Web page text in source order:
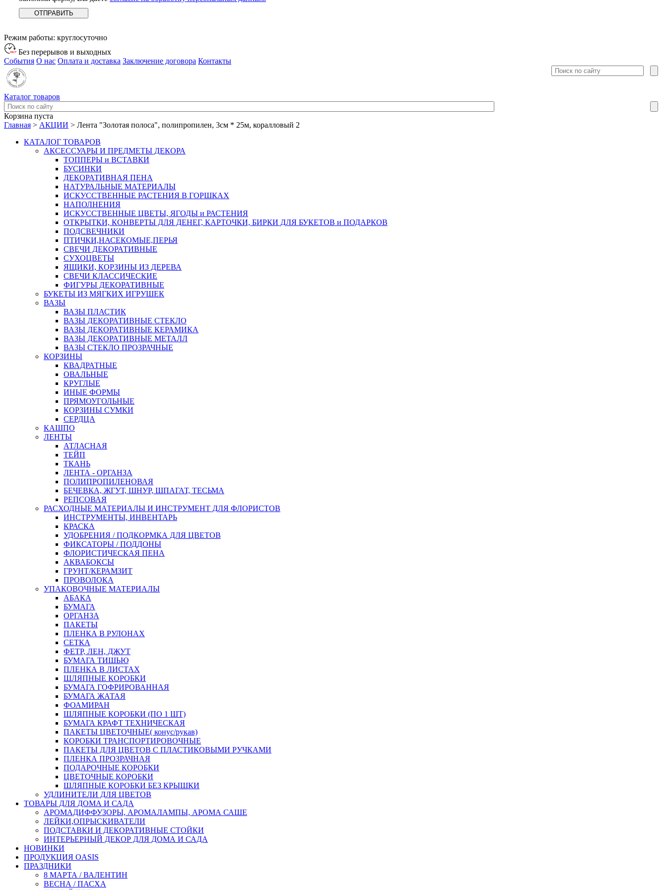
Режим работы: круглосуточно
Без перерывов и выходных
События О нас Оплата и доставка Заключение договора Контакты
Каталог товаров
Корзина пуста
Главная > АКЦИИ > Лента "Золотая полоса", полипропилен, 3см * 25м, коралловый 2
КАТАЛОГ ТОВАРОВ
АКСЕССУАРЫ И ПРЕДМЕТЫ ДЕКОРА
ТОППЕРЫ и ВСТАВКИ
БУСИНКИ
ДЕКОРАТИВНАЯ ПЕНА
НАТУРАЛЬНЫЕ МАТЕРИАЛЫ
ИСКУССТВЕННЫЕ РАСТЕНИЯ В ГОРШКАХ
НАПОЛНЕНИЯ
ИСКУССТВЕННЫЕ ЦВЕТЫ, ЯГОДЫ и РАСТЕНИЯ
ОТКРЫТКИ, КОНВЕРТЫ ДЛЯ ДЕНЕГ, КАРТОЧКИ, БИРКИ ДЛЯ БУКЕТОВ и ПОДАРКОВ
ПОДСВЕЧНИКИ
ПТИЧКИ,НАСЕКОМЫЕ,ПЕРЬЯ
СВЕЧИ ДЕКОРАТИВНЫЕ
СУХОЦВЕТЫ
ЯЩИКИ, КОРЗИНЫ ИЗ ДЕРЕВА
СВЕЧИ КЛАССИЧЕСКИЕ
ФИГУРЫ ДЕКОРАТИВНЫЕ
БУКЕТЫ ИЗ МЯГКИХ ИГРУШЕК
ВАЗЫ
ВАЗЫ ПЛАСТИК
ВАЗЫ ДЕКОРАТИВНЫЕ СТЕКЛО
ВАЗЫ ДЕКОРАТИВНЫЕ КЕРАМИКА
ВАЗЫ ДЕКОРАТИВНЫЕ МЕТАЛЛ
ВАЗЫ СТЕКЛО ПРОЗРАЧНЫЕ
КОРЗИНЫ
КВАДРАТНЫЕ
ОВАЛЬНЫЕ
КРУГЛЫЕ
ИНЫЕ ФОРМЫ
ПРЯМОУГОЛЬНЫЕ
КОРЗИНЫ СУМКИ
СЕРДЦА
КАШПО
ЛЕНТЫ
АТЛАСНАЯ
ТЕЙП
ТКАНЬ
ЛЕНТА - ОРГАНЗА
ПОЛИПРОПИЛЕНОВАЯ
БЕЧЕВКА, ЖГУТ, ШНУР, ШПАГАТ, ТЕСЬМА
РЕПСОВАЯ
РАСХОДНЫЕ МАТЕРИАЛЫ И ИНСТРУМЕНТ ДЛЯ ФЛОРИСТОВ
ИНСТРУМЕНТЫ, ИНВЕНТАРЬ
КРАСКА
УДОБРЕНИЯ / ПОДКОРМКА ДЛЯ ЦВЕТОВ
ФИКСАТОРЫ / ПОДДОНЫ
ФЛОРИСТИЧЕСКАЯ ПЕНА
АКВАБОКСЫ
ГРУНТ/КЕРАМЗИТ
ПРОВОЛОКА
УПАКОВОЧНЫЕ МАТЕРИАЛЫ
АБАКА
БУМАГА
ОРГАНЗА
ПАКЕТЫ
ПЛЕНКА В РУЛОНАХ
СЕТКА
ФЕТР, ЛЕН, ДЖУТ
БУМАГА ТИШЬЮ
ПЛЕНКА В ЛИСТАХ
ШЛЯПНЫЕ КОРОБКИ
БУМАГА ГОФРИРОВАННАЯ
БУМАГА ЖАТАЯ
ФОАМИРАН
ШЛЯПНЫЕ КОРОБКИ (ПО 1 ШТ)
БУМАГА КРАФТ ТЕХНИЧЕСКАЯ
ПАКЕТЫ ЦВЕТОЧНЫЕ( конус/рукав)
КОРОБКИ ТРАНСПОРТИРОВОЧНЫЕ
ПАКЕТЫ ДЛЯ ЦВЕТОВ С ПЛАСТИКОВЫМИ РУЧКАМИ
ПЛЕНКА ПРОЗРАЧНАЯ
ПОДАРОЧНЫЕ КОРОБКИ
ЦВЕТОЧНЫЕ КОРОБКИ
ШЛЯПНЫЕ КОРОБКИ БЕЗ КРЫШКИ
УДЛИНИТЕЛИ ДЛЯ ЦВЕТОВ
ТОВАРЫ ДЛЯ ДОМА И САДА
АРОМАДИФФУЗОРЫ, АРОМАЛАМПЫ, АРОМА САШЕ
ЛЕЙКИ,ОПРЫСКИВАТЕЛИ
ПОДСТАВКИ И ДЕКОРАТИВНЫЕ СТОЙКИ
ИНТЕРЬЕРНЫЙ ДЕКОР ДЛЯ ДОМА И САДА
НОВИНКИ
ПРОДУКЦИЯ OASIS
ПРАЗДНИКИ
8 МАРТА / ВАЛЕНТИН
ВЕСНА / ПАСХА